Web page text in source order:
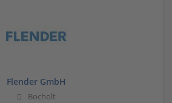
Flender GmbH
Bocholt